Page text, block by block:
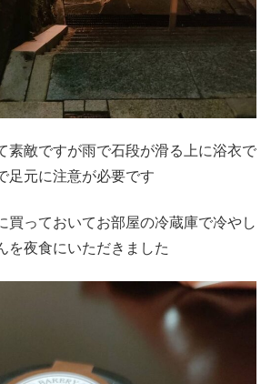
素敵ですが雨で石段が滑る上に浴衣で
足元に注意が必要です
買っておいてお部屋の冷蔵庫で冷やし
を夜食にいただきました